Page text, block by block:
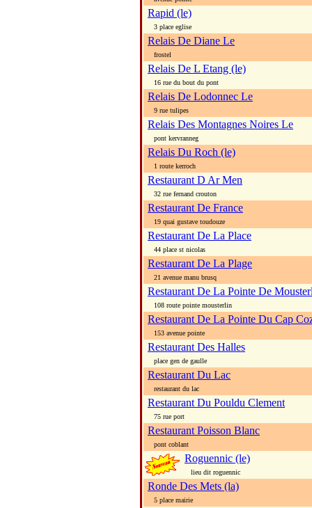
Rapid (le)
3 place eglise
Relais De Diane Le
frostel
Relais De L Etang (le)
16 rue du bout du pont
Relais De Lodonnec Le
9 rue tulipes
Relais Des Montagnes Noires Le
pont kervranneg
Relais Du Roch (le)
1 route kerroch
Restaurant D Ar Men
32 rue fernand crouton
Restaurant De France
19 quai gustave toudouze
Restaurant De La Place
44 place st nicolas
Restaurant De La Plage
21 avenue manu brusq
Restaurant De La Pointe De
108 route pointe mousterlin
Restaurant De La Pointe Du Cap
153 avenue pointe
Restaurant Des Halles
place gen de gaulle
Restaurant Du Lac
restaurant du lac
Restaurant Du Pouldu Clement
75 rue port
Restaurant Poisson Blanc
pont coblant
Roguennic (le)
lieu dit roguennic
Ronde Des Mets (la)
5 place mairie